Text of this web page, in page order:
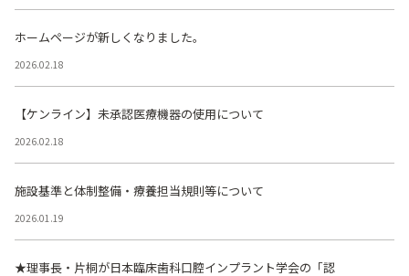
ホームページが新しくなりました。
2026.02.18
【ケンライン】未承認医療機器の使用について
2026.02.18
施設基準と体制整備・療養担当規則等について
2026.01.19
★理事長・片桐が日本臨床歯科口腔インプラント学会の「認